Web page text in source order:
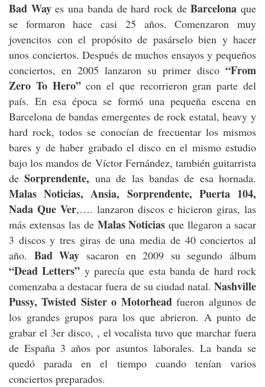
Bad Wayes una banda de hard rock deBarcelona que
se formaron hace casi 25 años. Comenzaron muy
jovencitos con el propósito de pasárselo bien y hacer
unos conciertos. Después de muchos ensayos y pequeños
conciertos, en 2005 lanzaron su primer disco “From
Zero To Hero”con el que recorrieron gran parte del
país. En esa época se formó una pequeña escena en
Barcelona de bandas emergentes de rock estatal, heavy y
hard rock, todos se conocían de frecuentar los mismos
bares y de haber grabado el disco en el mismo estudio
bajo los mandos de Víctor Fernández, también guitarrista
de Sorprendente, una de las bandas de esa hornada.
Malas Noticias, Ansia, Sorprendente, Puerta 104,
Nada Que Ver,…. lanzaron discos e hicieron giras, las
más extensas las de Malas Noticias que llegaron a sacar
3 discos y tres giras de una media de 40 conciertos al
año. Bad Way sacaron en 2009 su segundo álbum
“Dead Letters” y parecía que esta banda de hard rock
comenzaba a destacar fuera de su ciudad natal. Nashville
Pussy, Twisted Sister o Motorheadfueron algunos de
los grandes grupos para los que abrieron. A punto de
grabar el 3er disco, , el vocalista tuvo que marchar fuera
de España 3 años por asuntos laborales. La banda se
quedó parada en el tiempo cuando tenían varios
conciertos preparados.